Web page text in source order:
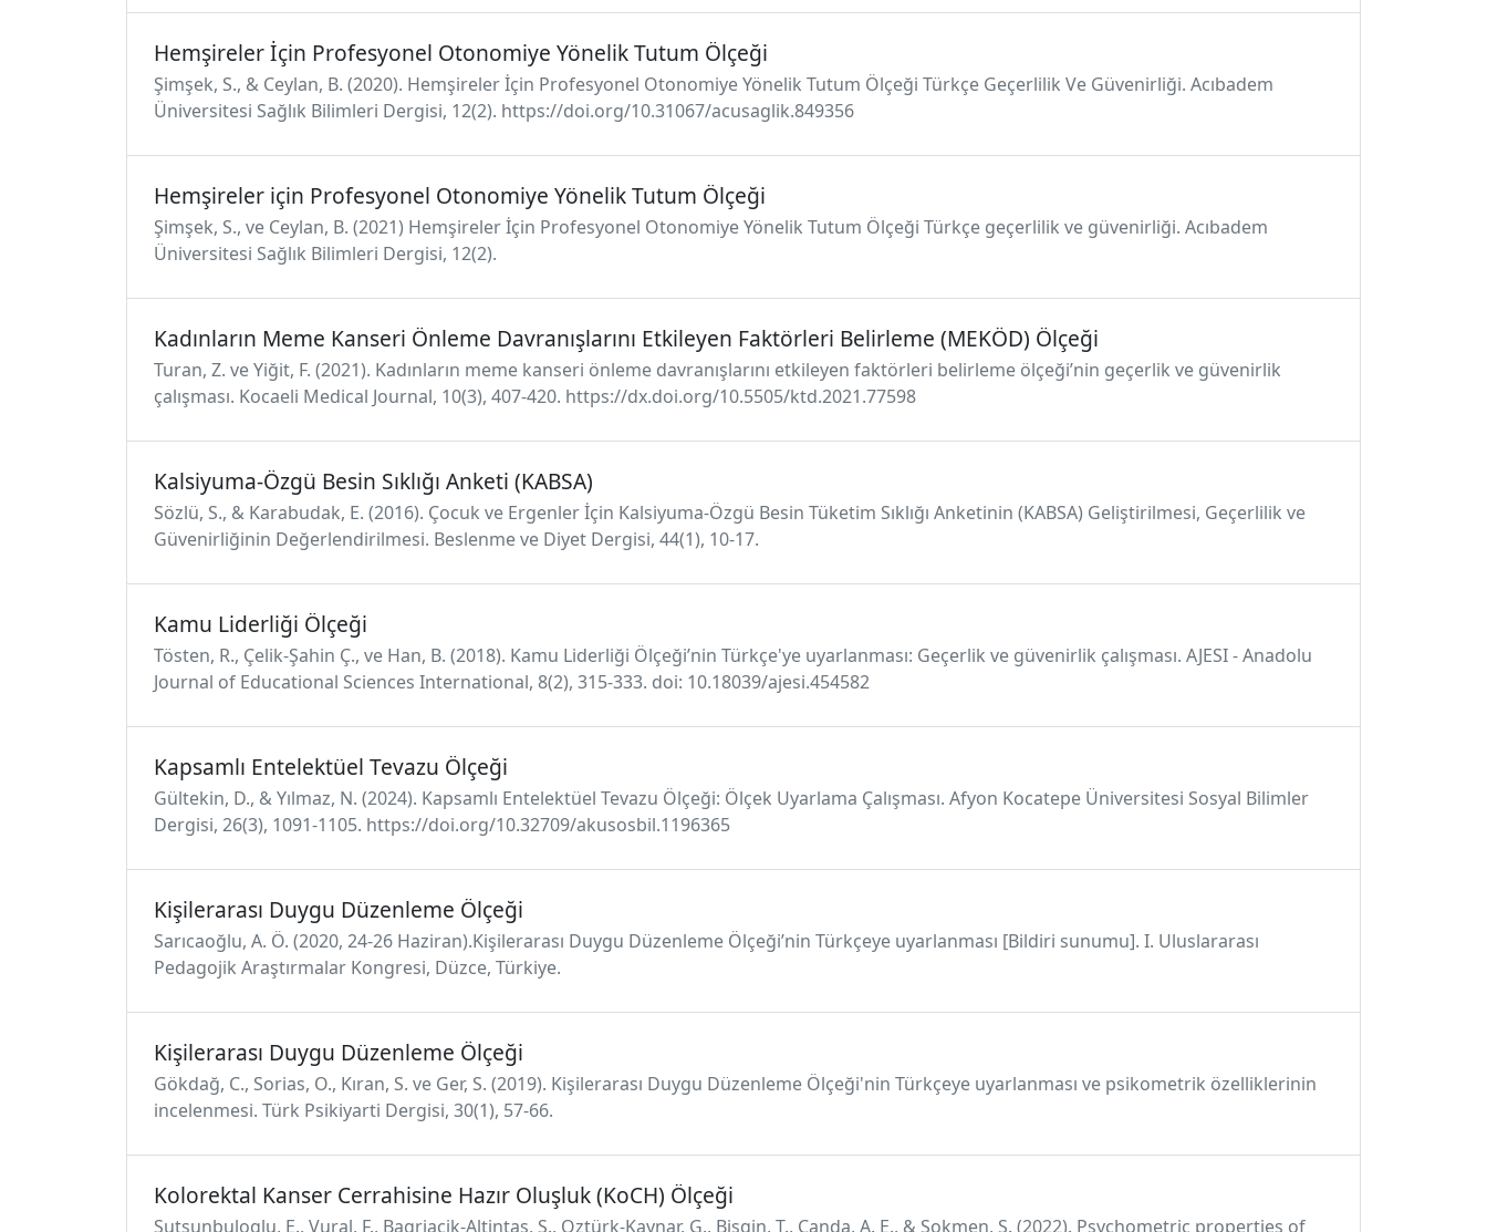
Hemşireler İçin Profesyonel Otonomiye Yönelik Tutum Ölçeği
Şimşek, S., & Ceylan, B. (2020). Hemşireler İçin Profesyonel Otonomiye Yönelik Tutum Ölçeği Türkçe Geçerlilik Ve Güvenirliği. Acıbadem
Üniversitesi Sağlık Bilimleri Dergisi, 12(2). https://doi.org/10.31067/acusaglik.849356
Hemşireler için Profesyonel Otonomiye Yönelik Tutum Ölçeği
Şimşek, S., ve Ceylan, B. (2021) Hemşireler İçin Profesyonel Otonomiye Yönelik Tutum Ölçeği Türkçe geçerlilik ve güvenirliği. Acıbadem
Üniversitesi Sağlık Bilimleri Dergisi, 12(2).
Kadınların Meme Kanseri Önleme Davranışlarını Etkileyen Faktörleri Belirleme (MEKÖD) Ölçeği
Turan, Z. ve Yiğit, F. (2021). Kadınların meme kanseri önleme davranışlarını etkileyen faktörleri belirleme ölçeği’nin geçerlik ve güvenirlik
çalışması. Kocaeli Medical Journal, 10(3), 407-420. https://dx.doi.org/10.5505/ktd.2021.77598
Kalsiyuma-Özgü Besin Sıklığı Anketi (KABSA)
Sözlü, S., & Karabudak, E. (2016). Çocuk ve Ergenler İçin Kalsiyuma-Özgü Besin Tüketim Sıklığı Anketinin (KABSA) Geliştirilmesi, Geçerlilik ve
Güvenirliğinin Değerlendirilmesi. Beslenme ve Diyet Dergisi, 44(1), 10-17.
Kamu Liderliği Ölçeği
Tösten, R., Çelik-Şahin Ç., ve Han, B. (2018). Kamu Liderliği Ölçeği’nin Türkçe'ye uyarlanması: Geçerlik ve güvenirlik çalışması. AJESI - Anadolu
Journal of Educational Sciences International, 8(2), 315-333. doi: 10.18039/ajesi.454582
Kapsamlı Entelektüel Tevazu Ölçeği
Gültekin, D., & Yılmaz, N. (2024). Kapsamlı Entelektüel Tevazu Ölçeği: Ölçek Uyarlama Çalışması. Afyon Kocatepe Üniversitesi Sosyal Bilimler
Dergisi, 26(3), 1091-1105. https://doi.org/10.32709/akusosbil.1196365
Kişilerarası Duygu Düzenleme Ölçeği
Sarıcaoğlu, A. Ö. (2020, 24-26 Haziran).Kişilerarası Duygu Düzenleme Ölçeği’nin Türkçeye uyarlanması [Bildiri sunumu]. I. Uluslararası
Pedagojik Araştırmalar Kongresi, Düzce, Türkiye.
Kişilerarası Duygu Düzenleme Ölçeği
Gökdağ, C., Sorias, O., Kıran, S. ve Ger, S. (2019). Kişilerarası Duygu Düzenleme Ölçeği'nin Türkçeye uyarlanması ve psikometrik özelliklerinin
incelenmesi. Türk Psikiyarti Dergisi, 30(1), 57-66.
Kolorektal Kanser Cerrahisine Hazır Oluşluk (KoCH) Ölçeği
Sutsunbuloglu, E., Vural, F., Bagriacik-Altintas, S., Oztürk-Kaynar, G., Bisgin, T., Canda, A. E., & Sokmen, S. (2022). Psychometric properties of